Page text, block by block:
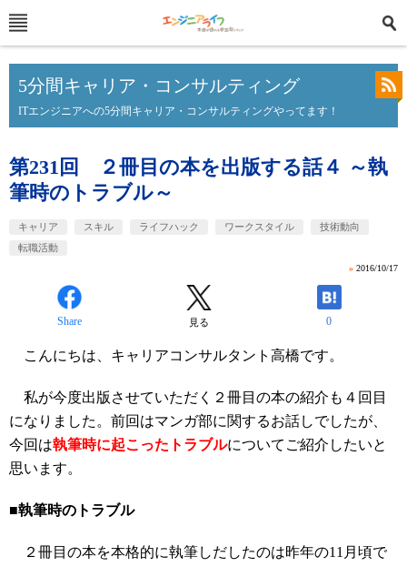
5分間キャリア・コンサルティング
ITエンジニアへの5分間キャリア・コンサルティングやってます！
第231回 ２冊目の本を出版する話４ ～執
筆時のトラブル～
キャリア スキル ライフハック ワークスタイル
技術動向
転職活動
» 2016/10/17
Share 見る 0
こんにちは、キャリアコンサルタント高橋です。
私が今度出版させていただく２冊目の本の紹介も４回目
になりました。前回はマンガ部に関するお話しでしたが、
今回は執筆時に起こったトラブルについてご紹介したいと
思います。
■執筆時のトラブル
２冊目の本を本格的に執筆しだしたのは昨年の11月頃で